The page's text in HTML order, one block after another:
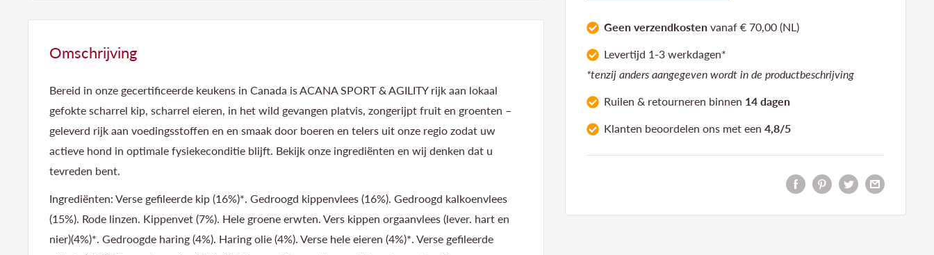
Geen verzendkosten vanaf € 70,00 (NL)
Levertijd 1-3 werkdagen*
*tenzij anders aangegeven wordt in de productbeschrijving
Ruilen & retourneren binnen 14 dagen
Klanten beoordelen ons met een4,8/5
Omschrijving
Bereid in onze gecertificeerde keukens in Canada is ACANA SPORT & AGILITY rijk aan lokaal
gefokte scharrel kip, scharrel eieren, in het wild gevangen platvis, zongerijpt fruit en groenten –
geleverd rijk aan voedingsstoffen en en smaak door boeren en telers uit onze regio zodat uw
actieve hond in optimale fysiekeconditie blijft. Bekijk onze ingrediënten en wij denken dat u
tevreden bent.
Ingrediënten: Verse gefileerde kip (16%)*. Gedroogd kippenvlees (16%). Gedroogd kalkoenvlees
(15%). Rode linzen. Kippenvet (7%). Hele groene erwten. Vers kippen orgaanvlees (lever. hart en
nier)(4%)*. Gedroogde haring (4%). Haring olie (4%). Verse hele eieren (4%)*. Verse gefileerde